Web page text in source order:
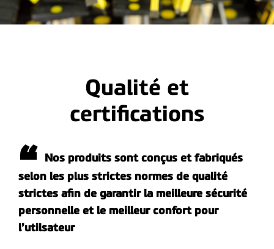
Qualité et
certifications
Nos produits sont conçus et fabriqués
selon les plus strictes normes de qualité
strictes afin de garantir la meilleure sécurité
personnelle et le meilleur confort pour
l’utilsateur